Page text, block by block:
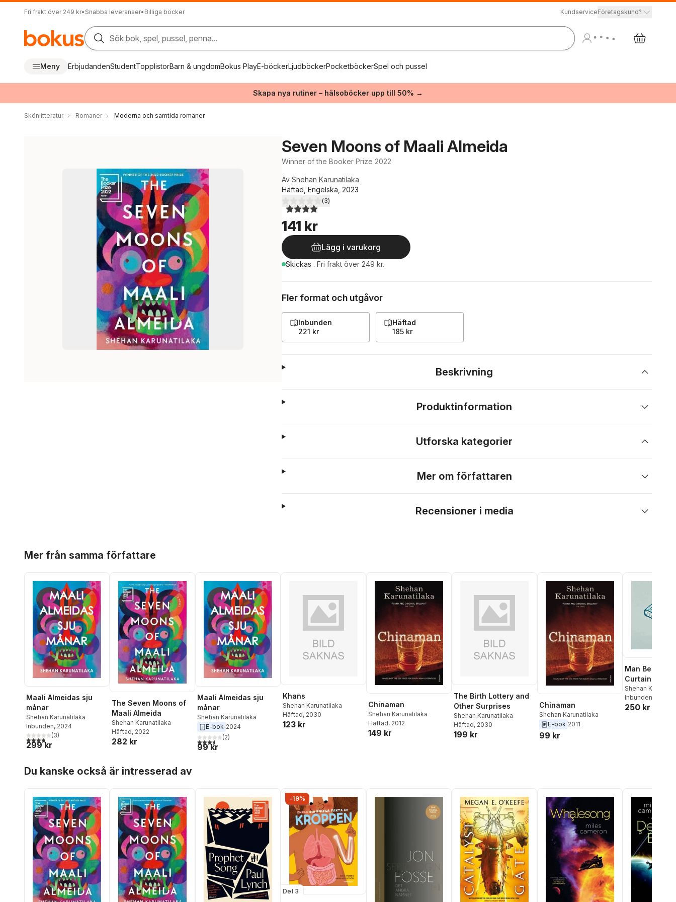
Fri frakt över 249 kr• Snabba leveranser• Billiga böcker KundserviceFöretagskund?
Sök bok, spel, pussel, penna...
Meny ErbjudandenStudentTopplistorBarn & ungdomBokus PlayE-böckerLjudböckerPocketböckerSpel och pussel
Skapa nya rutiner – hälsoböcker upp till 50% →
Skönlitteratur Romaner Moderna och samtida romaner
Seven Moons of Maali Almeida
Winner of the Booker Prize 2022
Av Shehan Karunatilaka
Häftad, Engelska, 2023
4,0utav 5 stjärnor. Totalt antal röster:
(3)
141 kr
Lägg i varukorg
Skickas . Fri frakt över 249 kr.
Fler format och utgåvor
Inbunden
221 kr
Häftad
185 kr
Beskrivning
Produktinformation
Utforska kategorier
Mer om författaren
Recensioner i media
Mer från samma författare
Maali Almeidas sju
månar
Shehan Karunatilaka
Inbunden, 2024
3,7utav 5 stjärnor. Totalt antal röster:
(3)
299 kr
The Seven Moons of
Maali Almeida
Shehan Karunatilaka
Häftad, 2022
282 kr
Maali Almeidas sju
månar
Shehan Karunatilaka
E-bok 2024
3,5utav 5 stjärnor. Totalt antal röster:
(2)
99 kr
Khans
Shehan Karunatilaka
Häftad, 2030
123 kr
Chinaman
Shehan Karunatilaka
Häftad, 2012
149 kr
The Birth Lottery and
Other Surprises
Shehan Karunatilaka
Häftad, 2030
199 kr
Chinaman
Shehan Karunatilaka
E-bok 2011
99 kr
Man Behind
Curtain
Shehan
Inbunden
250 kr
Du kanske också är intresserad av
-19%
Del 3